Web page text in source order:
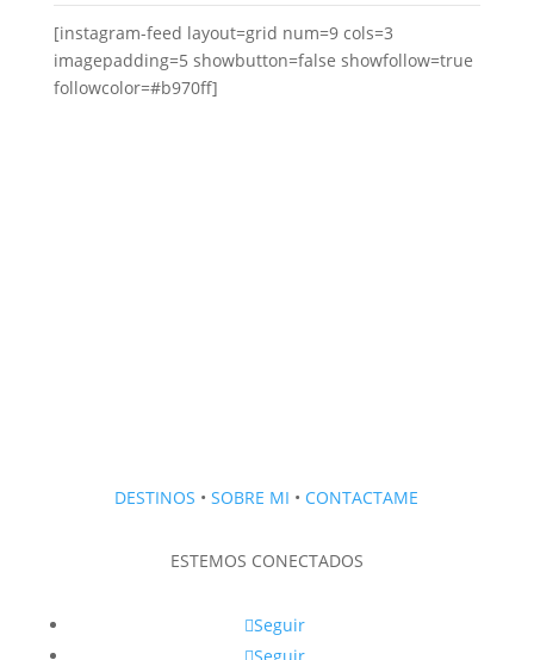
[instagram-feed layout=grid num=9 cols=3
imagepadding=5 showbutton=false showfollow=true
followcolor=#b970ff]
DESTINOS •SOBRE MI • CONTACTAME
ESTEMOS CONECTADOS
Seguir